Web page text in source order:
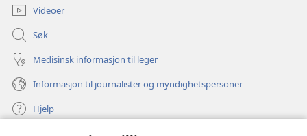
Videoer
Søk
Medisinsk informasjon til leger
Informasjon til journalister og myndighetspersoner
Hjelp